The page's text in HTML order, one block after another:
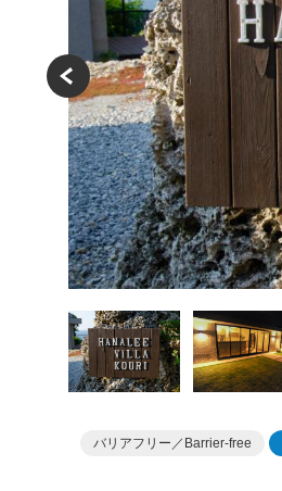
バリアフリー／Barrier-free